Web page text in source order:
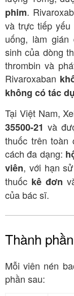
phim.
và trực tiếp
uống, làm
sinh của dòng
thrombin và
Rivaroxaban
không có tác
Tại Việt Nam,
35500-21 và
thuốc trên toàn
cách đa dạng:
viên, với hạn
thuốc kê đơn
của bác sĩ.
Thành
Mỗi viên nén
phần sau: